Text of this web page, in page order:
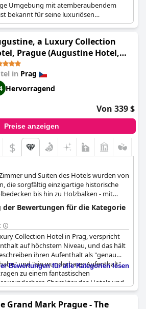
Umgebung mit atemberaubendem
bekannt für seine luxuriösen
außergewöhnlichen Service und bietet
Prags.
a Luxury Collection
Prague (Augustine Hotel,
in Prag
Hervorragend
Von 339 $
Preise anzeigen
$
und Suiten des Hotels wurden von
die sorgfältig einzigartige historische
bis hin zu Holzbalken - mit
Kubismus-Design
der Bewertungen für die Kategorie
Collection Hotel in Prag, verspricht
auf höchstem Niveau, und das hält
ihren Aufenthalt als "genau
und "ein wunderbarer Aufenthalt".
zu einem fantastischen
wunderbare Charakter des Hotels und
gemütliche Atmosphäre machen es zu
Viele Besucher bewerteten es als
Bewertungen für alle Kategorien lesen
Grand Mark Prague - The